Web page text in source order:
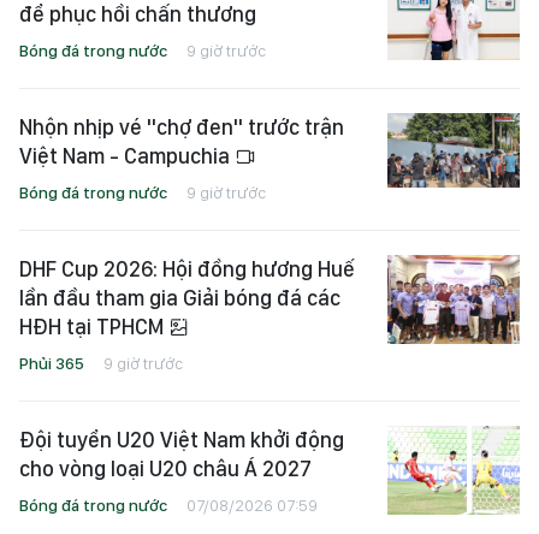
để phục hồi chấn thương
Bóng đá trong nước 9 giờ trước
Nhộn nhịp vé "chợ đen" trước trận
Việt Nam - Campuchia
Bóng đá trong nước 9 giờ trước
DHF Cup 2026: Hội đồng hương Huế
lần đầu tham gia Giải bóng đá các
HĐH tại TPHCM
Phủi 365 9 giờ trước
Đội tuyển U20 Việt Nam khởi động
cho vòng loại U20 châu Á 2027
Bóng đá trong nước 07/08/2026 07:59